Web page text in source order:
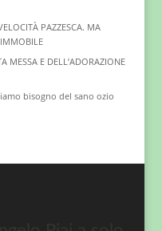
PAZZESCA. MA
IMMOBILE
MESSA E DELL’ADORAZIONE
bisogno del sano ozio